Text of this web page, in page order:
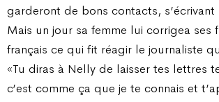
garderont de bons contacts, s’écrivant
Mais un jour sa femme lui corrigea ses
français ce qui fit réagir le journaliste
«Tu diras à Nelly de laisser tes lettres
c’est comme ça que je te connais et